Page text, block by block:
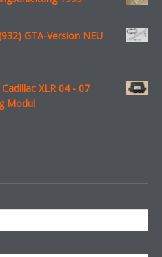
GTA-Version NEU
XLR 04 - 07
Modul